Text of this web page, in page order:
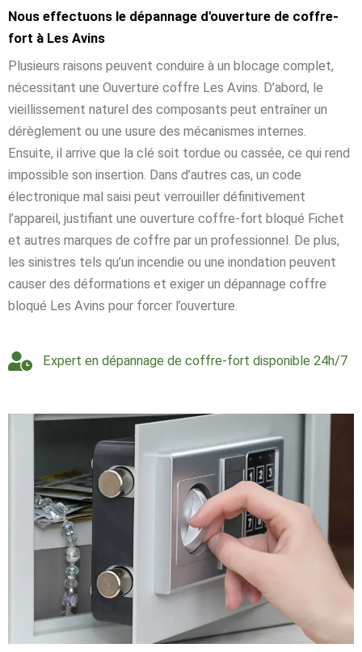
Nous effectuons le dépannage d'ouverture de coffre-
fort à Les Avins
Plusieurs raisons peuvent conduire à un blocage complet,
nécessitant une Ouverture coffre Les Avins. D’abord, le
vieillissement naturel des composants peut entraîner un
dérèglement ou une usure des mécanismes internes.
Ensuite, il arrive que la clé soit tordue ou cassée, ce qui rend
impossible son insertion. Dans d’autres cas, un code
électronique mal saisi peut verrouiller définitivement
l’appareil, justifiant une ouverture coffre-fort bloqué Fichet
et autres marques de coffre par un professionnel. De plus,
les sinistres tels qu’un incendie ou une inondation peuvent
causer des déformations et exiger un dépannage coffre
bloqué Les Avins pour forcer l’ouverture.
Expert en dépannage de coffre-fort disponible 24h/7